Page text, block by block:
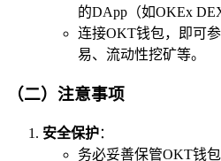
的DApp（如OKEx
连接OKT钱包，即可
易、流动性挖矿等。
（二）注意事项
安全保护：
务必妥善保管OKT钱